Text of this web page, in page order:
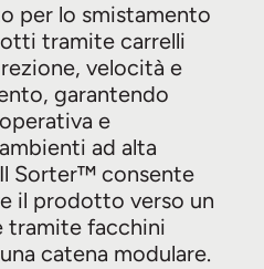
per lo smistamento
tramite carrelli
velocità e
garantendo
e
ad alta
Sorter™ consente
il prodotto verso un
tramite facchini
catena modulare.